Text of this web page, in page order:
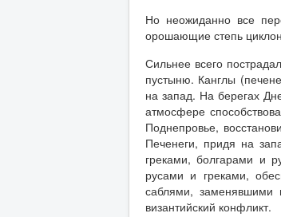
Но неожиданно все
орошающие степь
Сильнее всего
пустыню. Канглы
на запад. На берегах
атмосфере
Поднепровье,
Печенеги, придя на
греками, болгарами и
русами и греками,
саблями, заменявшими
византийский конфликт.